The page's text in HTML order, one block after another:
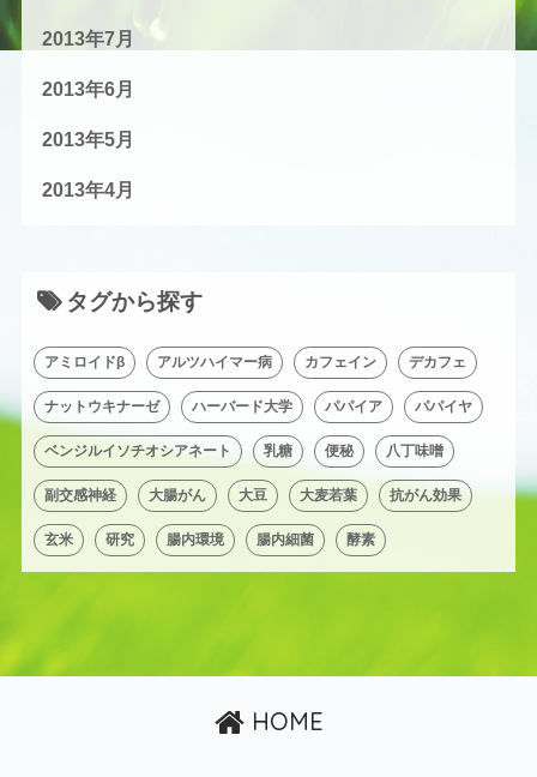
2013年7月
2013年6月
2013年5月
2013年4月
タグから探す
アミロイドβ アルツハイマー病 カフェイン デカフェ
ナットウキナーゼ ハーバード大学 パパイア パパイヤ
ベンジルイソチオシアネート 乳糖 便秘 八丁味噌
副交感神経 大腸がん 大豆 大麦若葉 抗がん効果
玄米 研究 腸内環境 腸内細菌 酵素
HOME